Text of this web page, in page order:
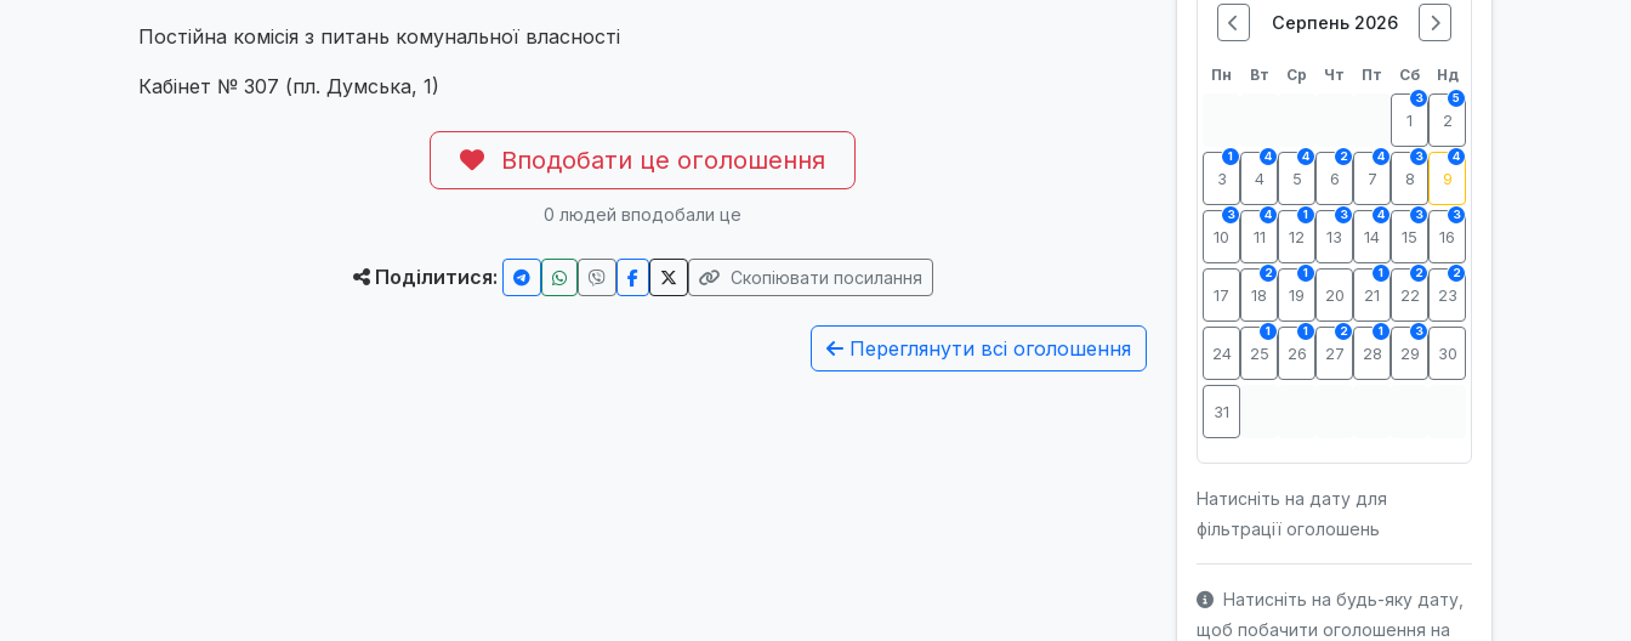
Постійна комісія з питань комунальної власності
Кабінет № 307 (пл. Думська, 1)
Вподобати це оголошення
0 людей вподобали це
Поділитися: Скопіювати посилання
Переглянути всі оголошення
Серпень 2026
Пн Вт Ср Чт Пт Сб Нд
1
3
2
5
3
1
4
4
5
4
6
2
7
4
8
3
9
4
10
3
11
4
12
1
13
3
14
4
15
3
16
3
17 18
2
19
1
20 21
1
22
2
23
2
24 25
1
26
1
27
2
28
1
29
3
30
31
Натисніть на дату для
фільтрації оголошень
Натисніть на будь-яку дату,
щоб побачити оголошення на